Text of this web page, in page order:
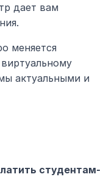
дает вам
меняется
актуальными и
студентам-